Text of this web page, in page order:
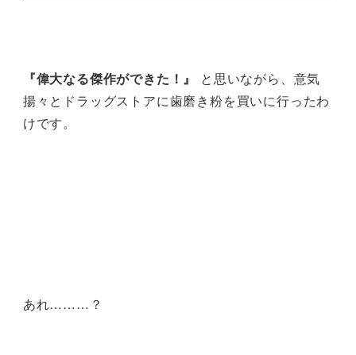
『偉大なる傑作ができた！』 と思いながら、意気
揚々とドラッグストアに歯磨き粉を買いに行ったわ
けです。
あれ………？